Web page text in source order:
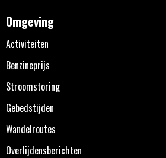
Omgeving
Activiteiten
Benzineprijs
Stroomstoring
Gebedstijden
Wandelroutes
Overlijdensberichten